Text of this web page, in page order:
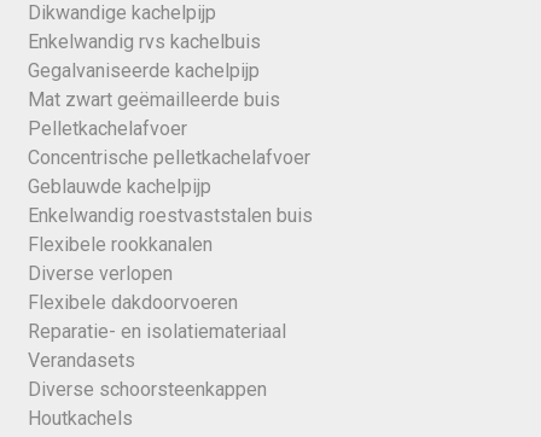
Dikwandige kachelpijp
Enkelwandig rvs kachelbuis
Gegalvaniseerde kachelpijp
Mat zwart geëmailleerde buis
Pelletkachelafvoer
Concentrische pelletkachelafvoer
Geblauwde kachelpijp
Enkelwandig roestvaststalen buis
Flexibele rookkanalen
Diverse verlopen
Flexibele dakdoorvoeren
Reparatie- en isolatiemateriaal
Verandasets
Diverse schoorsteenkappen
Houtkachels